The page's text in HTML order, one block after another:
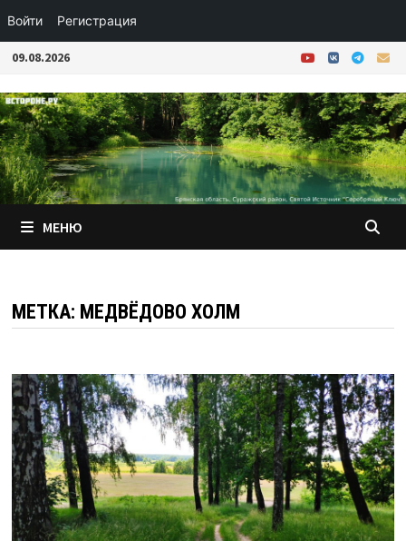
Войти Регистрация
Перейти
содержимому
09.08.2026
МЕНЮ
МЕТКА: МЕДВЁДОВО ХОЛМ